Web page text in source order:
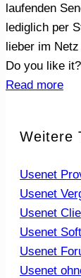
laufenden
lediglich per
lieber im
Do you like it?
Read more
Weitere
Usenet
Usenet
Usenet
Usenet
Usenet
Usenet